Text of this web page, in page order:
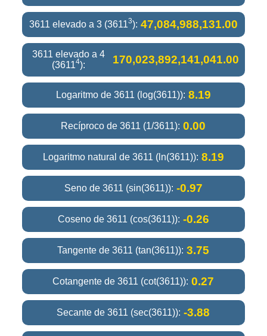
3611 elevado a 3 (36113): 47,084,988,131.00
3611 elevado a 4
(36114): 170,023,892,141,041.00
Logaritmo de 3611 (log(3611)): 8.19
Recíproco de 3611 (1/3611): 0.00
Logaritmo natural de 3611 (ln(3611)): 8.19
Seno de 3611 (sin(3611)): -0.97
Coseno de 3611 (cos(3611)): -0.26
Tangente de 3611 (tan(3611)): 3.75
Cotangente de 3611 (cot(3611)): 0.27
Secante de 3611 (sec(3611)): -3.88